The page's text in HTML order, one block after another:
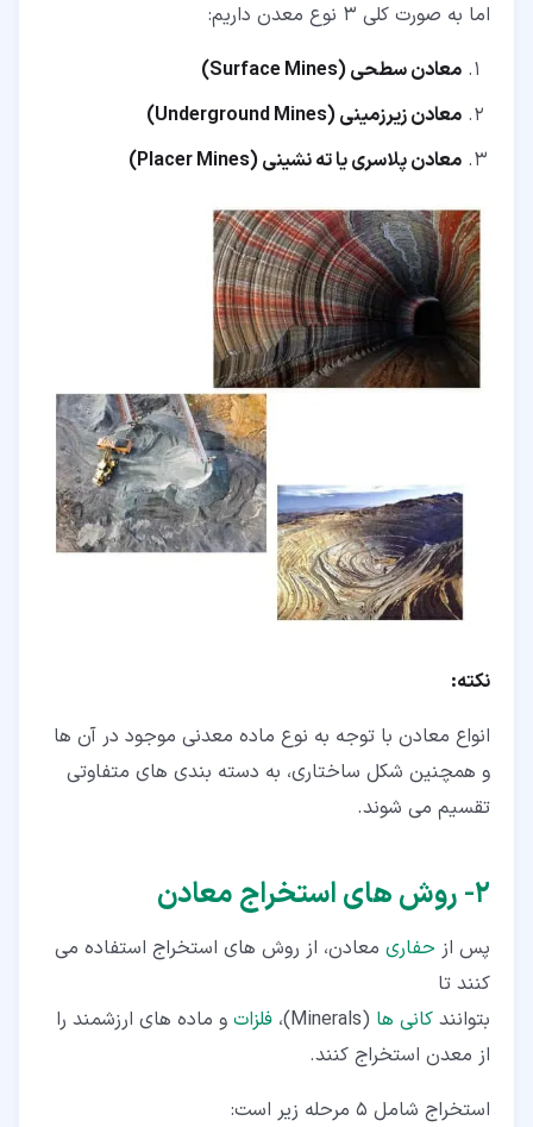
اما به صورت کلی 3 نوع معدن داریم:
معادن سطحی (Surface Mines)
معادن زیرزمینی (Underground Mines)
معادن پلاسری یا ته نشینی (Placer Mines)
نکته:
انواع معادن با توجه به نوع ماده معدنی موجود در آن ها
و همچنین شکل ساختاری، به دسته بندی های متفاوتی
تقسیم می شوند.
۲‏- روش های استخراج معادن
پس از حفاری معادن، از روش های استخراج استفاده می
کنند تا
بتوانند کانی ها (Minerals)، فلزات و ماده های ارزشمند را
از معدن استخراج کنند.
استخراج شامل 5 مرحله زیر است: